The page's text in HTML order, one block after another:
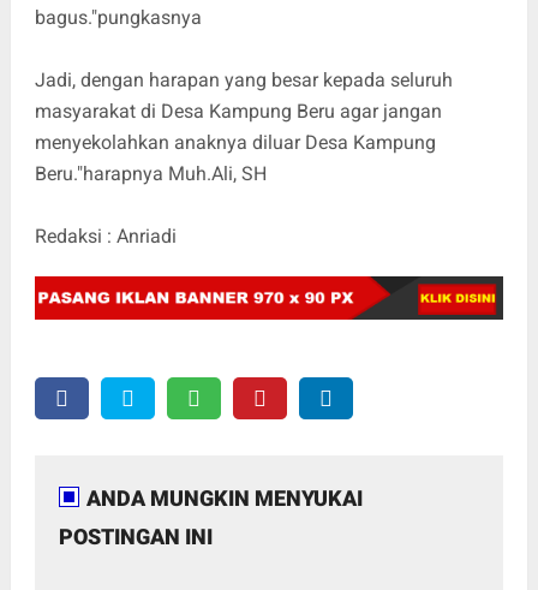
bagus."pungkasnya
Jadi, dengan harapan yang besar kepada seluruh
masyarakat di Desa Kampung Beru agar jangan
menyekolahkan anaknya diluar Desa Kampung
Beru."harapnya Muh.Ali, SH
Redaksi : Anriadi
ANDA MUNGKIN MENYUKAI
POSTINGAN INI